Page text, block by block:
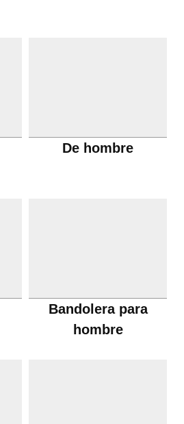
De hombre
Bandolera para
hombre